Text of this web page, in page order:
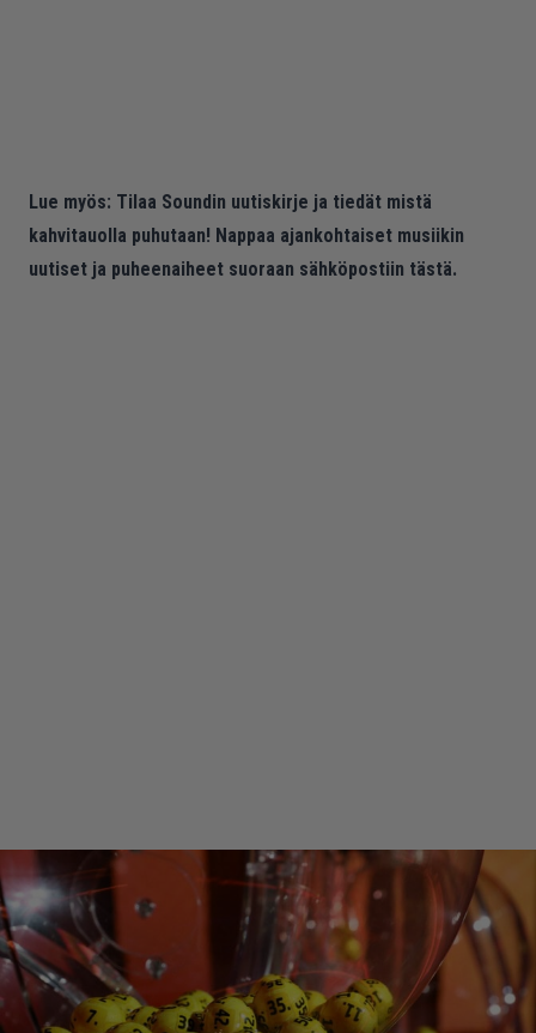
Lue myös: Tilaa Soundin uutiskirje ja tiedät mistä
kahvitauolla puhutaan! Nappaa ajankohtaiset musiikin
uutiset ja puheenaiheet suoraan sähköpostiin tästä.